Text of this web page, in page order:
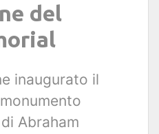
del
inaugurato il
Abraham